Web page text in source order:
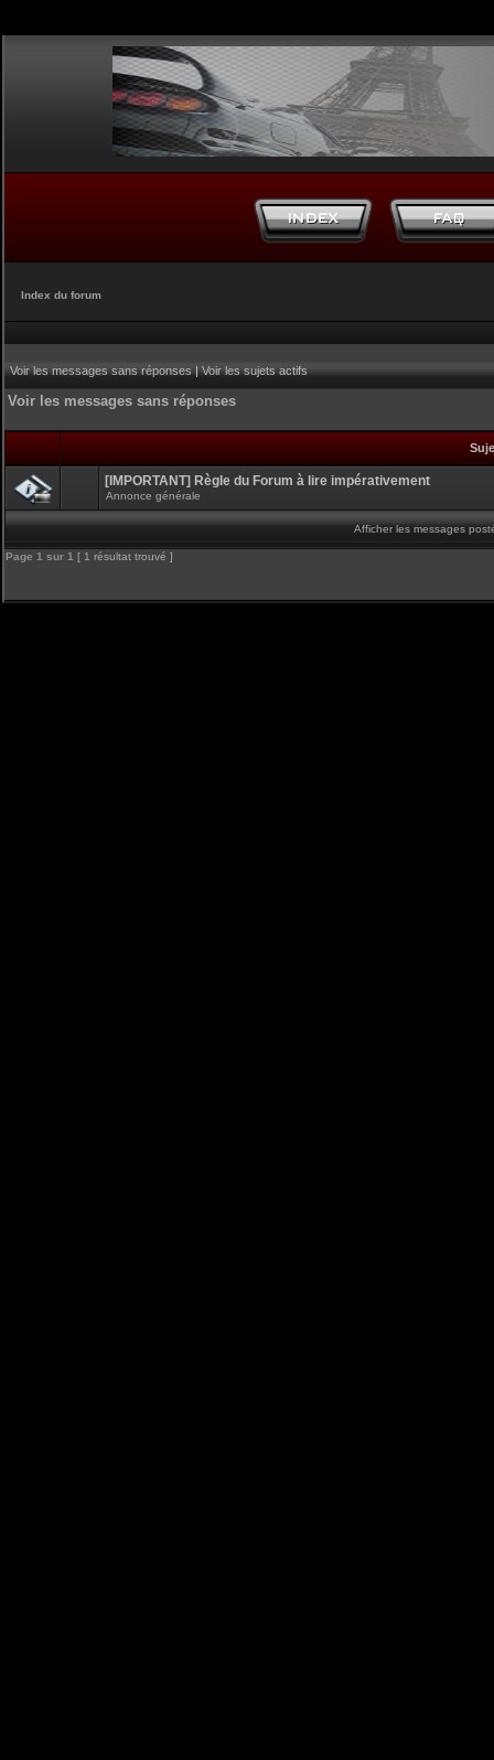
Index du forum
Voir les messages sans réponses|Voir les sujets actifs
Voir les messages sans réponses
[IMPORTANT] Règle du Forum à lire impérativement
Annonce générale
Afficher les messages
Page 1 sur 1 [ 1 résultat trouvé ]